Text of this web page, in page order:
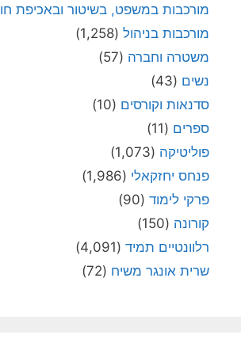
מורכבות במשפט, בשיטור ובאכיפת
מורכבות בניהול (1,258)
משטרה וחברה (57)
נשים (43)
סדנאות וקורסים (10)
ספרים (11)
פוליטיקה (1,073)
פנחס יחזקאלי (1,986)
פרקי לימוד (90)
קורונה (150)
רלוונטיים תמיד (4,091)
שרית אונגר משיח (72)